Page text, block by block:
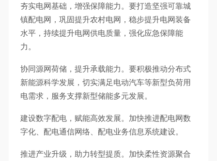
夯实电网基础，增强保障能力。要打造坚强可靠城
镇配电网，巩固提升农村电网，稳步提升电网装备
水平，持续提升电网供电质量，强化应急保障能
力。
协同源网荷储，提升承载能力。要积极推动分布式
新能源科学发展，切实满足电动汽车等新型负荷用
电需求，服务支撑新型储能多元发展。
建设数字配电，赋能高效发展。加快推进配电网数
字化、配电通信网络、配电业务信息系统建设。
推进产业升级，助力转型提质。加快柔性资源聚合